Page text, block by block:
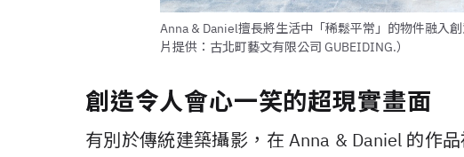
Anna & Daniel擅長將生活中「稀鬆平常」的物件融入
片提供：古北町藝文有限公司 GUBEIDING.）
創造令人會心一笑的超現實畫面
有別於傳統建築攝影，在 Anna & Daniel 的作